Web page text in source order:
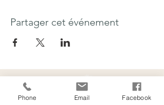
Partager cet événement
Phone Email Facebook